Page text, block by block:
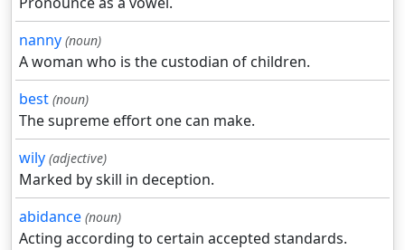
nanny (noun)
A woman who is the custodian of children.
best (noun)
The supreme effort one can make.
wily (adjective)
Marked by skill in deception.
abidance (noun)
Acting according to certain accepted standards.